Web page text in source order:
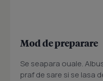
Mod de preparare
Se seapara ouale.
praf de sare si se lasa